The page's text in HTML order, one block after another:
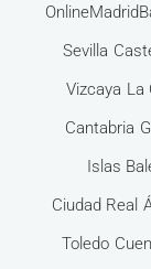
OnlineMadrid
Sevilla
Vizcaya La
Cantabria
Islas
Ciudad Real
Toledo